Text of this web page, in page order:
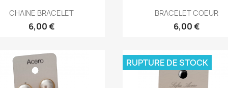
Aperçu rapide
CHAINE BRACELET
6,00 €
Aperçu rapide
BRACELET COEUR
6,00 €
RUPTURE DE STOCK